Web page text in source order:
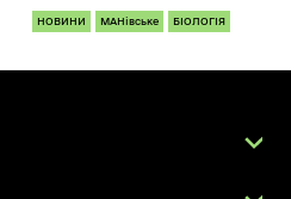
НОВИНИ МАНівське БІОЛОГІЯ